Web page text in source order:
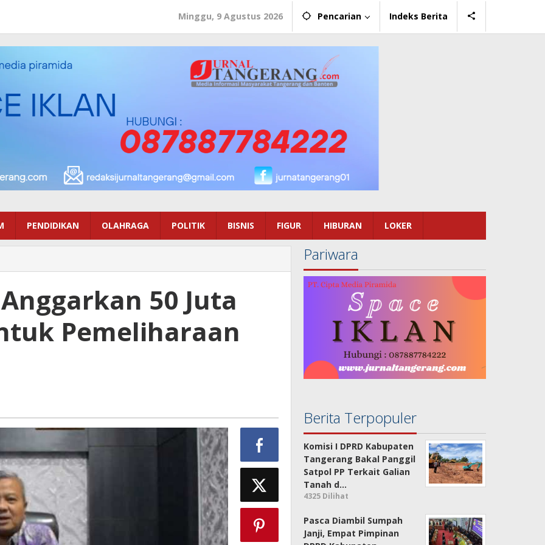
Minggu, 9 Agustus 2026 Pencarian Indeks Berita
PENDIDIKAN OLAHRAGA POLITIK BISNIS FIGUR HIBURAN LOKER
50 Juta
Pemeliharaan
Pariwara
Berita Terpopuler
Komisi I DPRD Kabupaten
Tangerang Bakal Panggil
Satpol PP Terkait Galian
Tanah d…
4325 Dilihat
Pasca Diambil Sumpah
Janji, Empat Pimpinan